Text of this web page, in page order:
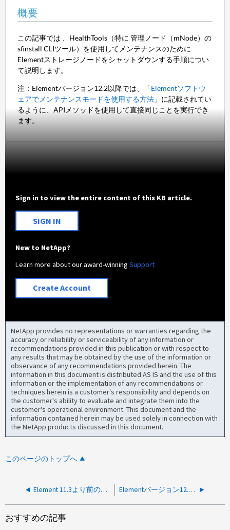
概要
この記事では 、HealthTools（特に 管理ノード（mNode）の
sfinstall CLIツール）を使用してメンテナンスのために
Elementストレージノードをシャットダウンする手順につい
て説明します。
注：Elementバージョン12.2以降では、「Elementソフトウ
ェアでメンテナンスモードを使用する方法」に記載されてい
るように、APIメソッドを使用して直接同じことを実行でき
ます。
Sign in to view the entire content of this KB article.
SIGN IN
New to NetApp?
Learn more about our award-winningSupport
Create Account
NetApp provides no representations or warranties regarding the
accuracy or reliability or serviceability of any information or
recommendations provided in this publication or with respect to
any results that may be obtained by the use of the information or
observance of any recommendations provided herein. The
information in this document is distributed AS IS and the use of this
information or the implementation of any recommendations or
techniques herein is a customer's responsibility and depends on
the customer's ability to evaluate and integrate them into the
customer's operational environment. This document and the
information contained herein may be used solely in connection with
the NetApp products discussed in this document.
このページのトップへ
Element 11.3より前のバージョンでマルチホーム（2つのNIC）管理ノードをセットアップする方法 Elementバージョン12.5以降を実行しているクラスタノードへのSSHの方法
おすすめの記事